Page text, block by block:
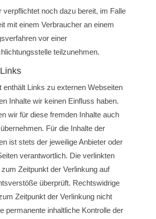
verpflichtet noch dazu bereit, im Falle
mit einem Verbraucher an einem
vor einer
teilzunehmen.
enthält Links zu externen Webseiten
Inhalte wir keinen Einfluss haben.
wir für diese fremden Inhalte auch
Für die Inhalte der
ist stets der jeweilige Anbieter oder
verantwortlich. Die verlinkten
Zeitpunkt der Verlinkung auf
überprüft. Rechtswidrige
Zeitpunkt der Verlinkung nicht
permanente inhaltliche Kontrolle der